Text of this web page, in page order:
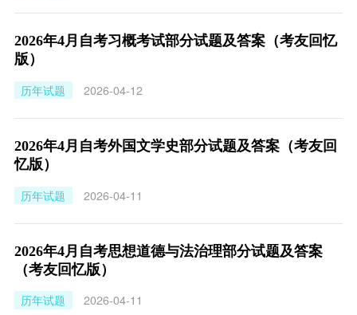
2026年4月自考习概考试部分试题及答案（考友回忆
版）
历年试题
2026-04-12
2026年4月自考外国文学史部分试题及答案（考友回
忆版）
历年试题
2026-04-11
2026年4月自考思想道德与法治理部分试题及答案
（考友回忆版）
历年试题
2026-04-11